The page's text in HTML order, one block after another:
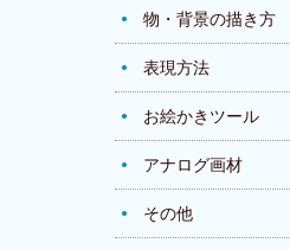
物・背景の描き方
表現方法
お絵かきツール
アナログ画材
その他